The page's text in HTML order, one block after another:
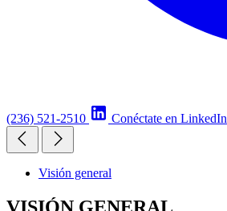
(236) 521-2510 Conéctate en LinkedIn
Visión general
VISIÓN GENERAL